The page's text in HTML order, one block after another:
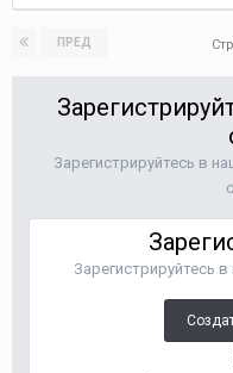
ПРЕД
Зарегистрируйтесь в
Зарегистрируйтесь